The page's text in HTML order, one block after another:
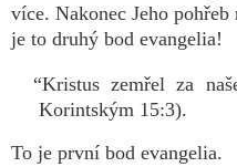
více. Nakonec Jeho
je to druhý bod evangelia!
“Kristus zemřel za
Korintským 15:3).
To je první bod evangelia.